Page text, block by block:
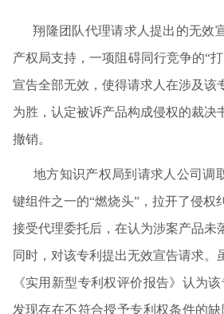
翔隆团队代理请求人提出的无效
产权局支持，一项阻碍同行竞争的“
宣告全部无效，使得请求人在涉及该
为胜，认定被诉产品构成侵权的裁决
撤销。
地方知识产权局到请求人公司调
键组件之一的“燃烧头”，拉开了侵权
接受代理委托后，在认为涉案产品未
同时，对该专利提出无效宣告请求。
《实用新型专利权评价报告》认为
发现存在不符合授予专利权条件的